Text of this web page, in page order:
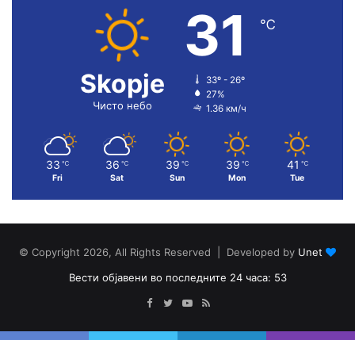
Skopje
Чисто небо
31 ℃
33º - 26º
27%
1.36 км/ч
33 ℃
Fri
36 ℃
Sat
39 ℃
Sun
39 ℃
Mon
41 ℃
Tue
© Copyright 2026, All Rights Reserved | Developed by Unet
Вести објавени во последните 24 часа: 53
Facebook
TwitterYouTube
RSS